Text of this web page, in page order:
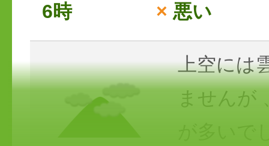
6時 × 悪い
上空には
ませんが